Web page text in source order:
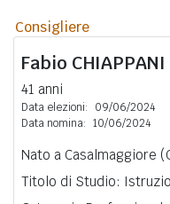
Consigliere
Fabio CHIAPPANI
41 anni
Data elezioni:
09/06/2024
Data nomina: 10/06/2024
Nato a Casalmaggiore
Titolo di Studio: